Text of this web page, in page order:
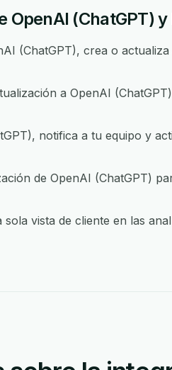
OpenAI (ChatGPT)
(ChatGPT), crea o
a OpenAI
notifica a tu equipo y
de OpenAI (ChatGPT)
vista de cliente en las